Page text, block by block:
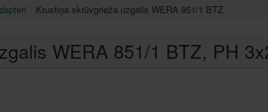
Krustiņa skrūvgrieža uzgalis WERA 851/1 BTZ
WERA 851/1 BTZ, PH